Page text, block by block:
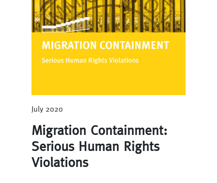
July 2020
Migration Containment:
Serious Human Rights
Violations